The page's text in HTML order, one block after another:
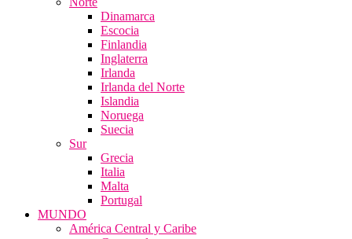
Dinamarca
Escocia
Finlandia
Inglaterra
Irlanda
Irlanda del Norte
Islandia
Noruega
Suecia
Sur
Grecia
Italia
Malta
Portugal
MUNDO
América Central y Caribe